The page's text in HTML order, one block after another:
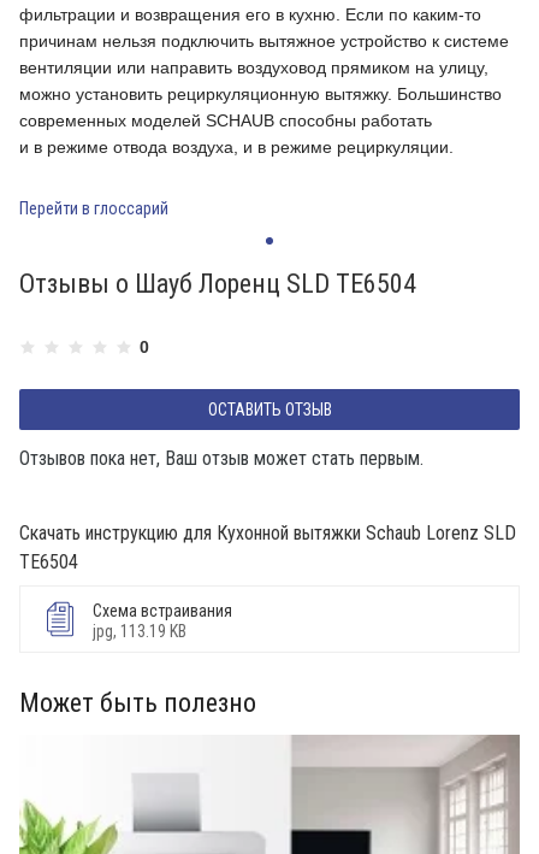
фильтрации и возвращения его в кухню. Если по каким-то
причинам нельзя подключить вытяжное устройство к системе
вентиляции или направить воздуховод прямиком на улицу,
можно установить рециркуляционную вытяжку. Большинство
современных моделей SCHAUB способны работать
и в режиме отвода воздуха, и в режиме рециркуляции.
Перейти в глоссарий
Отзывы о Шауб Лоренц SLD TE6504
ОСТАВИТЬ ОТЗЫВ
0
Отзывов пока нет, Ваш отзыв может стать первым.
Скачать инструкцию для Кухонной вытяжки Schaub Lorenz SLD
TE6504
Схема встраивания
jpg, 113.19 KB
Может быть полезно